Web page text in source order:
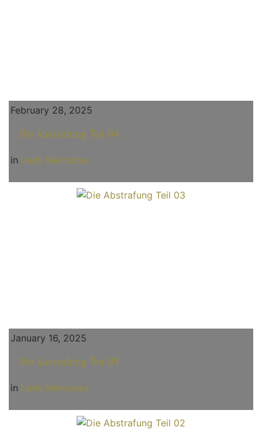
February 28, 2025
Die Abstrafung Teil 04
in Lady Mercedes
January 16, 2025
Die Abstrafung Teil 03
in Lady Mercedes